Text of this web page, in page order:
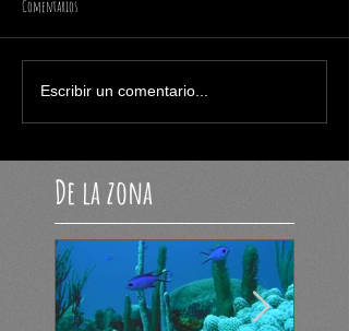
Comentarios
Escribir un comentario...
De la zona